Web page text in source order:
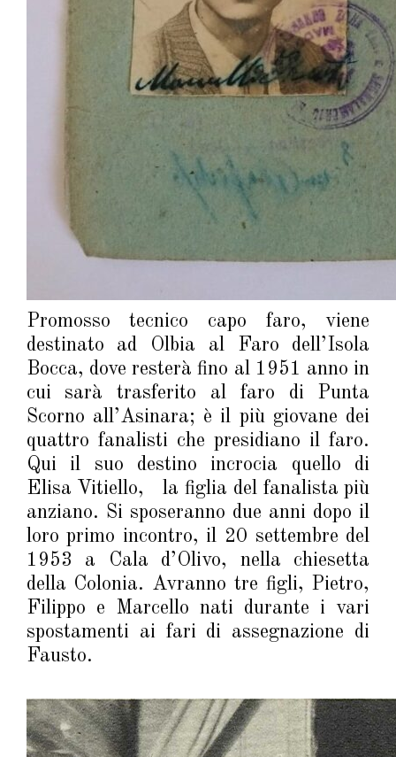
Promosso tecnico capo faro, viene
destinato ad Olbia al Faro dell’Isola
Bocca, dove resterà fino al 1951 anno in
cui sarà trasferito al faro di Punta
Scorno all’Asinara; è il più giovane dei
quattro fanalisti che presidiano il faro.
Qui il suo destino incrocia quello di
Elisa Vitiello, la figlia del fanalista più
anziano. Si sposeranno due anni dopo il
loro primo incontro, il 20 settembre del
1953 a Cala d’Olivo, nella chiesetta
della Colonia. Avranno tre figli, Pietro,
Filippo e Marcello nati durante i vari
spostamenti ai fari di assegnazione di
Fausto.